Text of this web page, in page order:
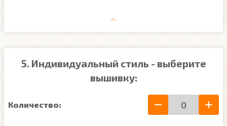
5. Индивидуальный стиль - выберите
вышивку:
Количество: